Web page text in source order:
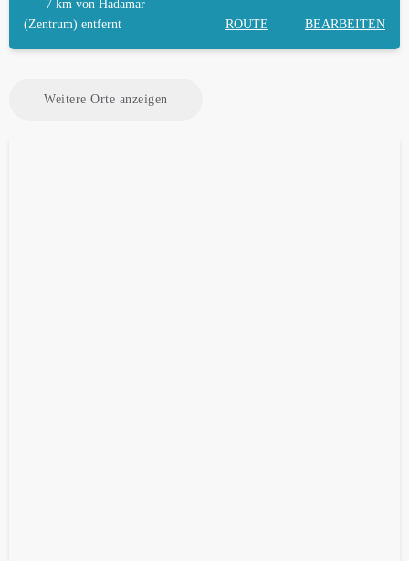
7 km von Hadamar
(Zentrum) entfernt
ROUTE BEARBEITEN
Weitere Orte anzeigen